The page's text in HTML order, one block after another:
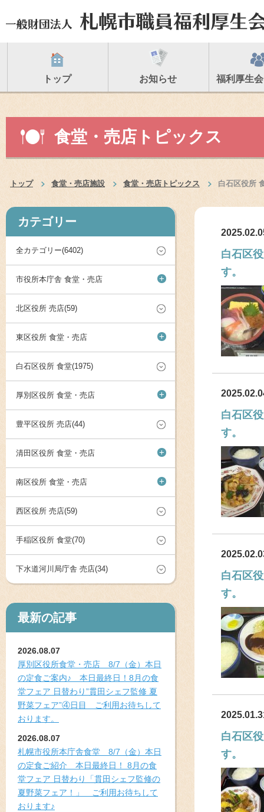
トップ お知らせ 福利厚生
食堂・売店トピックス
トップ 食堂・売店施設 食堂・売店トピックス 白石区役所
カテゴリー
全カテゴリー(6402)
市役所本庁舎 食堂・売店 +
北区役所 売店(59)
東区役所 食堂・売店 +
白石区役所 食堂(1975)
厚別区役所 食堂・売店 +
豊平区役所 売店(44)
清田区役所 食堂・売店 +
南区役所 食堂・売店 +
西区役所 売店(59)
手稲区役所 食堂(70)
下水道河川局庁舎 売店(34)
最新の記事
2026.08.07
厚別区役所食堂・売店 8/7（金）本日
の定食ご案内♪ 本日最終日！8月の食
堂フェア 日替わり”貫田シェフ監修 夏
野菜フェア”④日目 ご利用お待ちして
おります。
2026.08.07
札幌市役所本庁舎食堂 8/7（金）本日
の定食ご紹介 本日最終日！ 8月の食
堂フェア 日替わり「貫田シェフ監修の
夏野菜フェア！」 ご利用お待ちして
おります♪
白石区
す。
白石区
す。
白石区
す。
白石区
す。